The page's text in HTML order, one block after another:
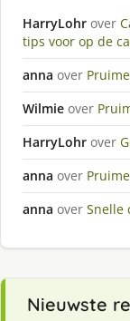
HarryLohr over
tips voor op de
anna over
Wilmie over
HarryLohr over
anna over
anna over Snelle
Nieuwste